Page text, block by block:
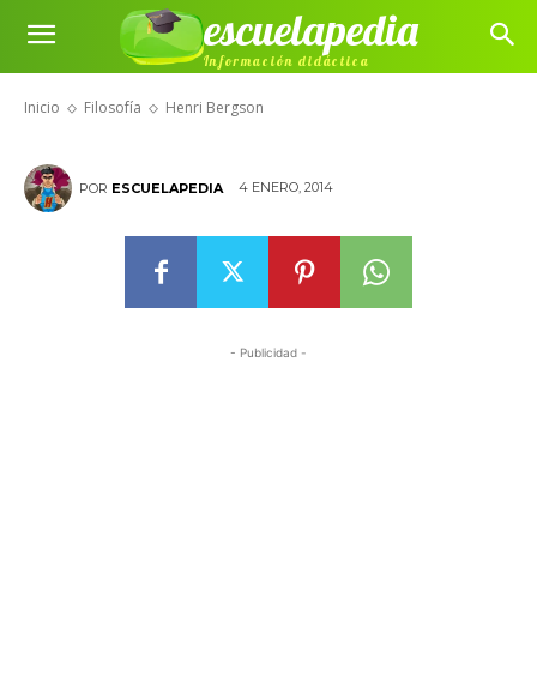
escuelapedia
Información didáctica
Inicio Filosofía Henri Bergson
Henri Bergson
POR ESCUELAPEDIA 4 ENERO, 2014
- Publicidad -